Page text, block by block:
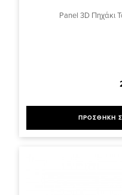
Panel 3D Πηχάκι
ΠΡΟΣΘΗΚΗ